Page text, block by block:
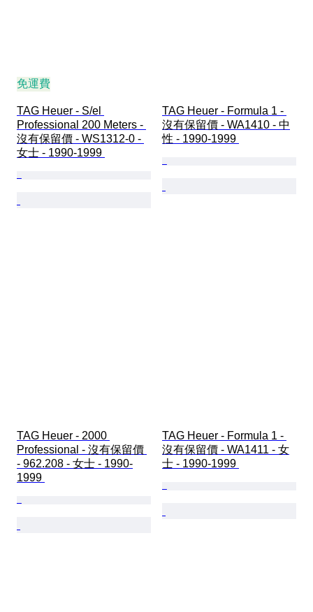
免運費
TAG Heuer - S/el
Professional 200 Meters -
沒有保留價 - WS1312-0 -
女士 - 1990-1999
TAG Heuer - Formula 1 -
沒有保留價 - WA1410 - 中
性 - 1990-1999
TAG Heuer - 2000
Professional - 沒有保留價
- 962.208 - 女士 - 1990-
1999
TAG Heuer - Formula 1 -
沒有保留價 - WA1411 - 女
士 - 1990-1999